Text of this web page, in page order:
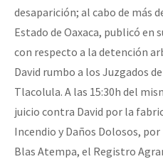
desaparición; al cabo de más
Estado de Oaxaca, publicó en
con respecto a la detención
David rumbo a los Juzgados
Tlacolula. A las 15:30h del
juicio contra David por la
Incendio y Daños Dolosos,
Blas Atempa, el Registro